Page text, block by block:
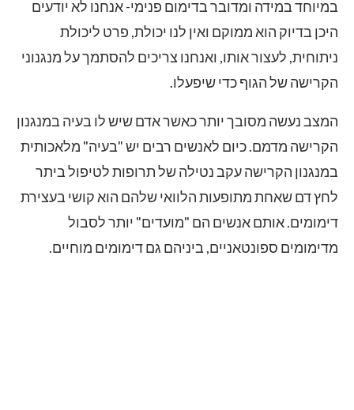
במיוחד במידה ומדובר בדימום פנימי- אנחנו לא יודעים
היכן בדיוק הוא ממוקם ואין לנו יכולת, פרט ליכולת
ניתוחית, לעצור אותו, ואנחנו צריכים להסתמך על מנגנוני
הקרישה של הגוף כדי שיפעלו.
המצב נעשה מסובך יותר כאשר אדם שיש לו בעיה במנגנון
הקרישה מדמם. כיום לאנשים רבים יש "בעיה" מלאכותית
במנגנון הקרישה עקב נטילה של תרופות לטיפול ביתר
לחץ דם שאחת מתופעות הלוואי שלהם הוא קושי בעצירת
דימומים. אותם אנשים הם "מועדים" יותר לסבול
מדימומים ספונטאניים, ביניהם גם דימומים מוחיים.